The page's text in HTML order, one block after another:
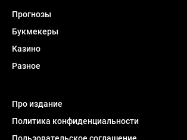
Прогнозы
Букмекеры
Казино
Разное
Про издание
Политика конфиденциальности